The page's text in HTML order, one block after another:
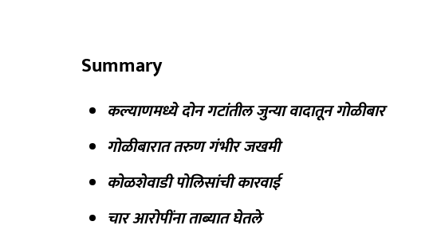
Summary
कल्याणमध्ये दोन गटांतील जुन्या वादातून गोळीबार
गोळीबारात तरुण गंभीर जखमी
कोळशेवाडी पोलिसांची कारवाई
चार आरोपींना ताब्यात घेतले